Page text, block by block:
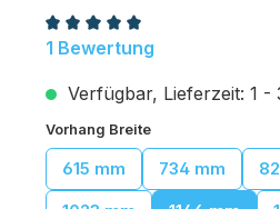
Durchschnittliche
1 Bewertung
Verfügbar, Lieferzeit: 1 -
Vorhang Breiteauswählen
615 mm 734 mm